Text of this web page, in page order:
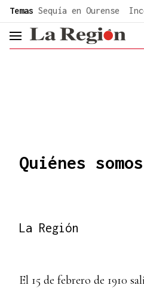
common.go-to-content
Temas Sequía en Ourense
header.menu.open
Quiénes somos
La Región
El 15 de febrero de 1910